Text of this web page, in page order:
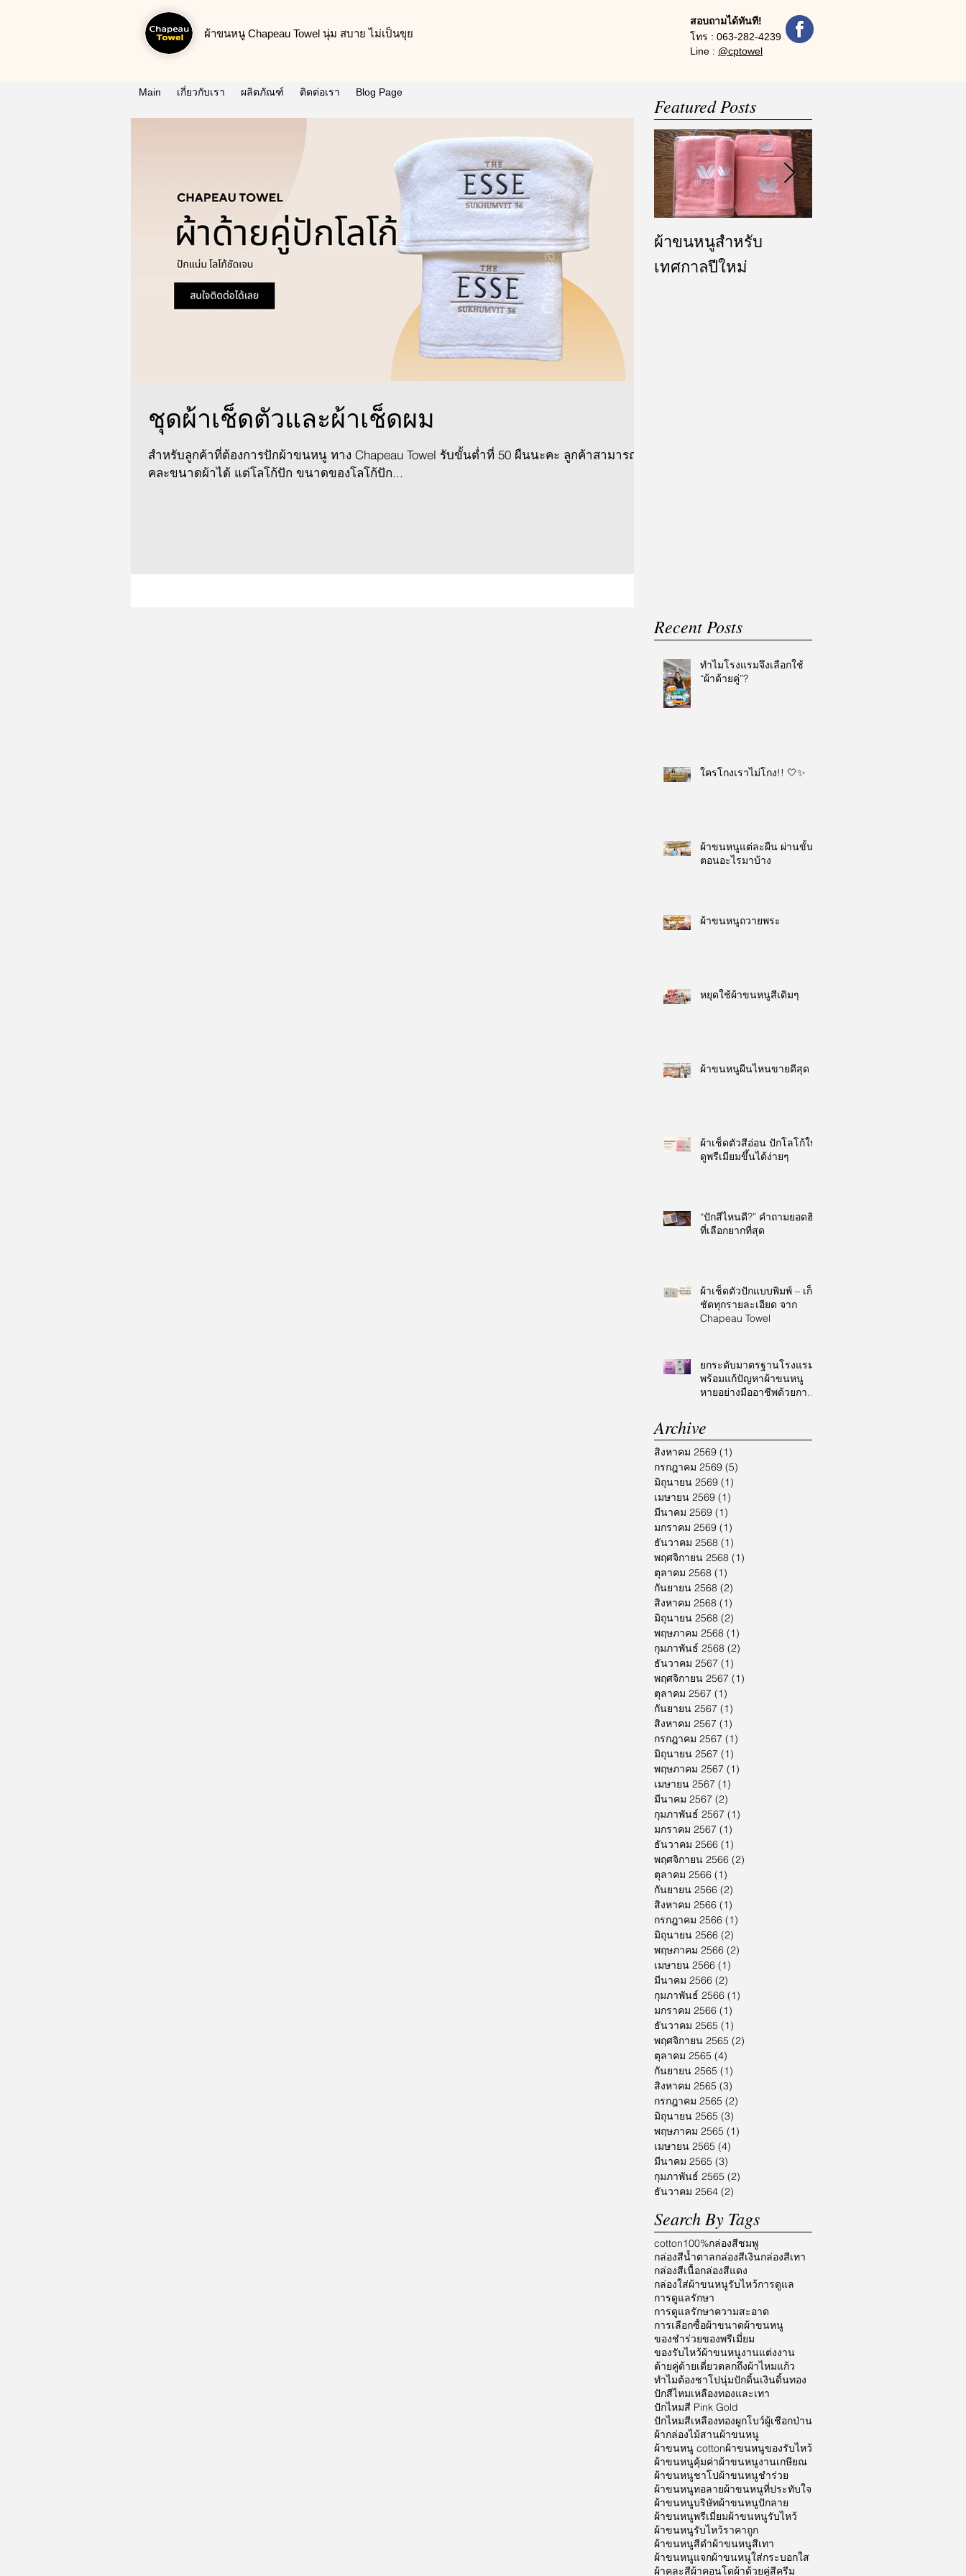
ผ้าขนหนู Chapeau Towel นุ่ม สบาย ไม่เป็นขุย
สอบถามได้ทันที!
โทร : 063-282-4239
Line : @cptowel
Main เกี่ยวกับเรา ผลิตภัณฑ์ ติดต่อเรา Blog Page
ชุดผ้าเช็ดตัวและผ้าเช็ดผม
สำหรับลูกค้าที่ต้องการปักผ้าขนหนู ทาง Chapeau Towel รับขั้นต่ำที่ 50 ผืนนะคะ ลูกค้าสามารถ
คละขนาดผ้าได้ แต่โลโก้ปัก ขนาดของโลโก้ปัก...
Featured Posts
ผ้าขนหนูสำหรับ
เทศกาลปีใหม่
Recent Posts
ทำไมโรงแรมจึงเลือกใช้
“ผ้าด้ายคู่”?
ใครโกงเราไม่โกง!! 🤍✨
ผ้าขนหนูแต่ละผืน ผ่านขั้น
ตอนอะไรมาบ้าง
ผ้าขนหนูถวายพระ
หยุดใช้ผ้าขนหนูสีเดิมๆ
ผ้าขนหนูผืนไหนขายดีสุด
ผ้าเช็ดตัวสีอ่อน ปักโลโก้ให้
ดูพรีเมียมขึ้นได้ง่ายๆ
“ปักสีไหนดี?” คำถามยอดฮิต
ที่เลือกยากที่สุด
ผ้าเช็ดตัวปักแบบพิมพ์ – เก็บ
ชัดทุกรายละเอียด จาก
Chapeau Towel
ยกระดับมาตรฐานโรงแรม
พร้อมแก้ปัญหาผ้าขนหนู
หายอย่างมืออาชีพด้วยการ
Archive
สิงหาคม 2569 (1)
กรกฎาคม 2569 (5)
มิถุนายน 2569 (1)
เมษายน 2569 (1)
มีนาคม 2569 (1)
มกราคม 2569 (1)
ธันวาคม 2568 (1)
พฤศจิกายน 2568 (1)
ตุลาคม 2568 (1)
กันยายน 2568 (2)
สิงหาคม 2568 (1)
มิถุนายน 2568 (2)
พฤษภาคม 2568 (1)
กุมภาพันธ์ 2568 (2)
ธันวาคม 2567 (1)
พฤศจิกายน 2567 (1)
ตุลาคม 2567 (1)
กันยายน 2567 (1)
สิงหาคม 2567 (1)
กรกฎาคม 2567 (1)
มิถุนายน 2567 (1)
พฤษภาคม 2567 (1)
เมษายน 2567 (1)
มีนาคม 2567 (2)
กุมภาพันธ์ 2567 (1)
มกราคม 2567 (1)
ธันวาคม 2566 (1)
พฤศจิกายน 2566 (2)
ตุลาคม 2566 (1)
กันยายน 2566 (2)
สิงหาคม 2566 (1)
กรกฎาคม 2566 (1)
มิถุนายน 2566 (2)
พฤษภาคม 2566 (2)
เมษายน 2566 (1)
มีนาคม 2566 (2)
กุมภาพันธ์ 2566 (1)
มกราคม 2566 (1)
ธันวาคม 2565 (1)
พฤศจิกายน 2565 (2)
ตุลาคม 2565 (4)
กันยายน 2565 (1)
สิงหาคม 2565 (3)
กรกฎาคม 2565 (2)
มิถุนายน 2565 (3)
พฤษภาคม 2565 (1)
เมษายน 2565 (4)
มีนาคม 2565 (3)
กุมภาพันธ์ 2565 (2)
ธันวาคม 2564 (2)
Search By Tags
cotton100%กล่องสีชมพู
กล่องสีน้ำตาลกล่องสีเงินกล่องสีเทา
กล่องสีเนื้อกล่องสีแดง
กล่องใส่ผ้าขนหนูรับไหว้การดูแล
การดูแลรักษา
การดูแลรักษาความสะอาด
การเลือกซื้อผ้าขนาดผ้าขนหนู
ของชำร่วยของพรีเมี่ยม
ของรับไหว้ผ้าขนหนูงานแต่งงาน
ด้ายคู่ด้ายเดี่ยวตลกถึงผ้าไหมแก้ว
ทำไมต้องชาโปนุ่มปักดิ้นเงินดิ้นทอง
ปักสีไหมเหลืองทองและเทา
ปักไหมสี Pink Gold
ปักไหมสีเหลืองทองผูกโบว์ผู้เชือกป่าน
ผ้ากล่องไม้สานผ้าขนหนู
ผ้าขนหนู cottonผ้าขนหนูของรับไหว้
ผ้าขนหนูคุ้มค่าผ้าขนหนูงานเกษียณ
ผ้าขนหนูชาโปผ้าขนหนูชำร่วย
ผ้าขนหนูทอลายผ้าขนหนูที่ประทับใจ
ผ้าขนหนูบริษัทผ้าขนหนูปักลาย
ผ้าขนหนูพรีเมี่ยมผ้าขนหนูรับไหว้
ผ้าขนหนูรับไหว้ราคาถูก
ผ้าขนหนูสีดำผ้าขนหนูสีเทา
ผ้าขนหนูแจกผ้าขนหนูใส่กระบอกใส
ผ้าคละสีผ้าคอนโดผ้าด้วยคู่สีครีม